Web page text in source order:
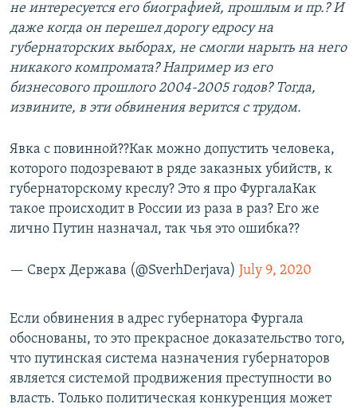
не интересуется его биографией, прошлым и пр.? И
даже когда он перешел дорогу едросу на
губернаторских выборах, не смогли нарыть на него
никакого компромата? Например из его
бизнесового прошлого 2004-2005 годов? Тогда,
извините, в эти обвинения верится с трудом.
Явка с повинной??Как можно допустить человека,
которого подозревают в ряде заказных убийств, к
губернаторскому креслу? Это я про ФургалаКак
такое происходит в России из раза в раз? Его же
лично Путин назначал, так чья это ошибка??
— Сверх Держава (@SverhDerjava) July 9, 2020
Если обвинения в адрес губернатора Фургала
обоснованы, то это прекрасное доказательство того,
что путинская система назначения губернаторов
является системой продвижения преступности во
власть. Только политическая конкуренция может